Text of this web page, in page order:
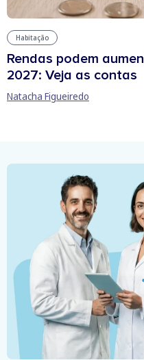
Habitação
Rendas podem
2027: Veja as contas
Natacha Figueiredo